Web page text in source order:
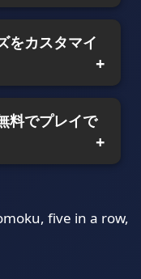
をカスタマイ
料でプレイで
five in a row,